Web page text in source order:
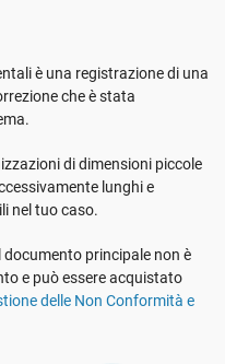
è una registrazione di una
che è stata
di dimensioni piccole
lunghi e
nel tuo caso.
documento principale non è
e può essere acquistato
delle Non Conformità e